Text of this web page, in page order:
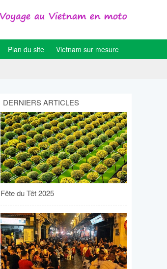
Plan du site Vietnam sur mesure
DERNIERS ARTICLES
Fête du Têt 2025